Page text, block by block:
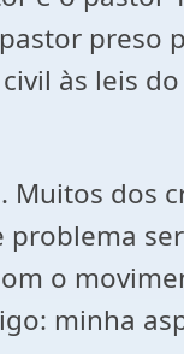
preso
às leis
dos
o
minha